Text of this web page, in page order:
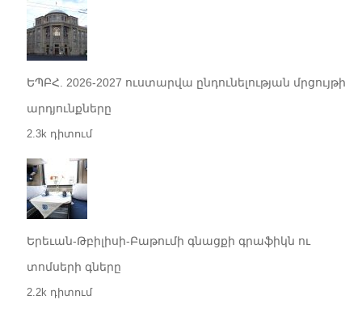
ԵՊԲՀ. 2026-2027 ուստարվա ընդունելության մրցույթի
արդյունքները
2.3k դիտում
Երեւան-Թբիլիսի-Բաթումի գնացքի գրաֆիկն ու
տոմսերի գները
2.2k դիտում